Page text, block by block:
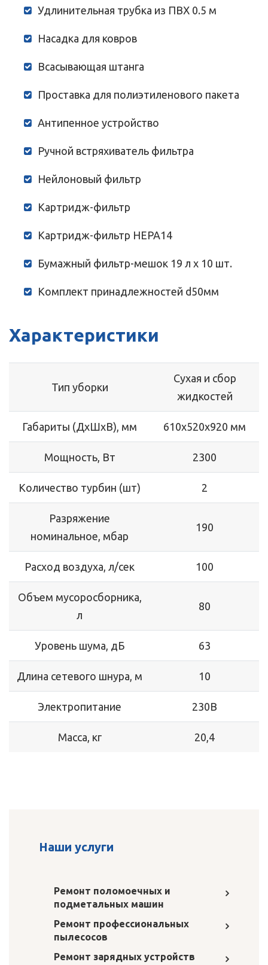
Удлинительная трубка из ПВХ 0.5 м
Насадка для ковров
Всасывающая штанга
Проставка для полиэтиленового пакета
Антипенное устройство
Ручной встряхиватель фильтра
Нейлоновый фильтр
Картридж-фильтр
Картридж-фильтр HEPA14
Бумажный фильтр-мешок 19 л х 10 шт.
Комплект принадлежностей d50мм
Характеристики
Тип уборки
Сухая и сбор
жидкостей
Габариты (ДхШхВ), мм 610х520х920 мм
Мощность, Вт 2300
Количество турбин (шт) 2
Разряжение
номинальное, мбар
190
Расход воздуха, л/сек 100
Объем мусоросборника,
л
80
Уровень шума, дБ 63
Длина сетевого шнура, м 10
Электропитание 230В
Масса, кг 20,4
Наши услуги
Ремонт поломоечных и
подметальных машин
Ремонт профессиональных
пылесосов
Ремонт зарядных устройств